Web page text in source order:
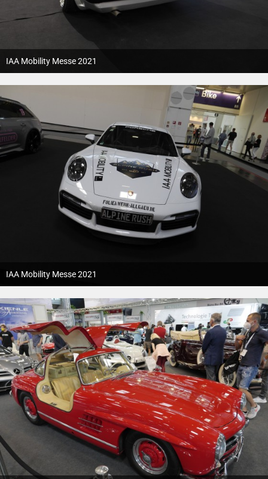
IAA Mobility Messe 2021
12. Oktober 2021
IAA Mobility Messe 2021
12. Oktober 2021